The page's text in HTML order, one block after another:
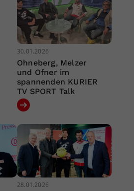
30.01.2026
Ohneberg, Melzer
und Ofner im
spannenden KURIER
TV SPORT Talk
28.01.2026